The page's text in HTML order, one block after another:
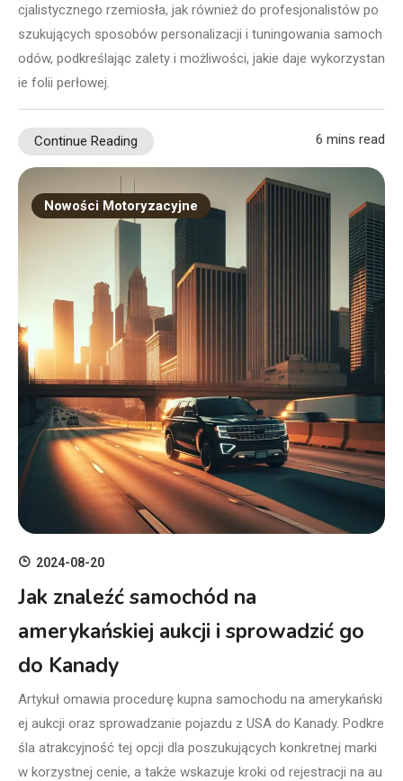
cjalistycznego rzemiosła, jak również do profesjonalistów po
szukujących sposobów personalizacji i tuningowania samoch
odów, podkreślając zalety i możliwości, jakie daje wykorzystan
ie folii perłowej.
Continue Reading 6 mins read
Nowości Motoryzacyjne
2024-08-20
Jak znaleźć samochód na
amerykańskiej aukcji i sprowadzić go
do Kanady
Artykuł omawia procedurę kupna samochodu na amerykański
ej aukcji oraz sprowadzanie pojazdu z USA do Kanady. Podkre
śla atrakcyjność tej opcji dla poszukujących konkretnej marki
w korzystnej cenie, a także wskazuje kroki od rejestracji na au